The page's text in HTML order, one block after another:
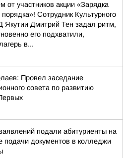
от участников акции «Зарядка
Сотрудник Культурного
Якутии Дмитрий Тен задал ритм,
его подхватили,
в...
Провел заседание
совета по развитию
подали абитуриенты на
подачи документов в колледжи